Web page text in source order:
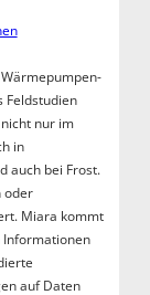
Feldstudien
nur im
in
auch bei Frost.
oder
Miara kommt
Informationen
auf Daten